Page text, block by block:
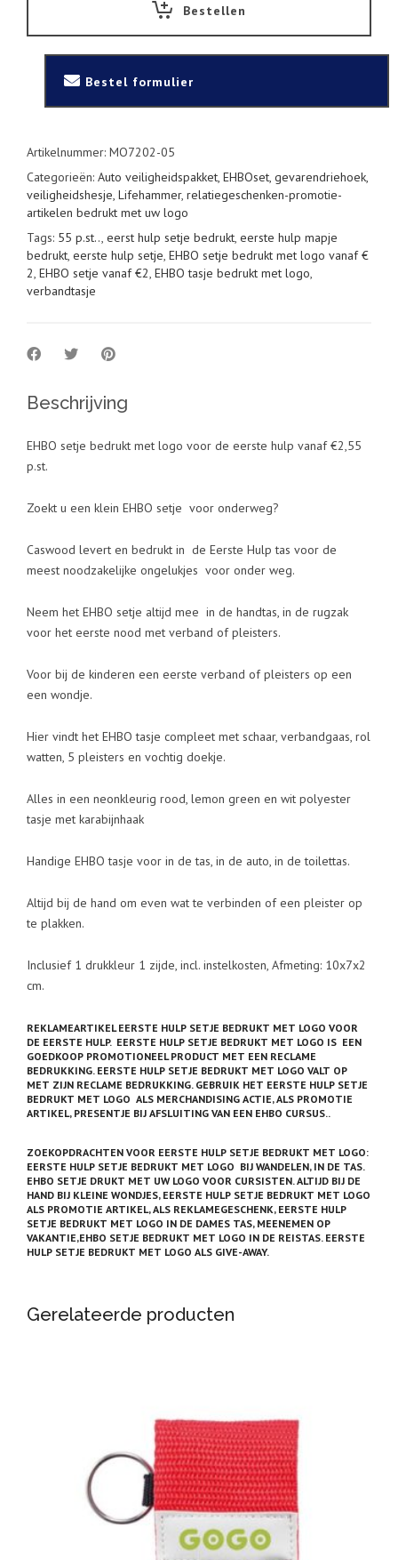
Bestellen
Bestel formulier
Artikelnummer: MO7202-05
Categorieën: Auto veiligheidspakket, EHBOset, gevarendriehoek,
veiligheidshesje, Lifehammer, relatiegeschenken-promotie-
artikelen bedrukt met uw logo
Tags: 55 p.st.., eerst hulp setje bedrukt, eerste hulp mapje
bedrukt, eerste hulp setje, EHBO setje bedrukt met logo vanaf €
2, EHBO setje vanaf €2, EHBO tasje bedrukt met logo,
verbandtasje
Beschrijving
EHBO setje bedrukt met logo voor de eerste hulp vanaf €2,55
p.st.
Zoekt u een klein EHBO setje voor onderweg?
Caswood levert en bedrukt in de Eerste Hulp tas voor de
meest noodzakelijke ongelukjes voor onder weg.
Neem het EHBO setje altijd mee in de handtas, in de rugzak
voor het eerste nood met verband of pleisters.
Voor bij de kinderen een eerste verband of pleisters op een
een wondje.
Hier vindt het EHBO tasje compleet met schaar, verbandgaas, rol
watten, 5 pleisters en vochtig doekje.
Alles in een neonkleurig rood, lemon green en wit polyester
tasje met karabijnhaak
Handige EHBO tasje voor in de tas, in de auto, in de toilettas.
Altijd bij de hand om even wat te verbinden of een pleister op
te plakken.
Inclusief 1 drukkleur 1 zijde, incl. instelkosten, Afmeting: 10x7x2
cm.
REKLAMEARTIKEL EERSTE HULP SETJE BEDRUKT MET LOGO VOOR
DE EERSTE HULP. EERSTE HULP SETJE BEDRUKT MET LOGO IS EEN
GOEDKOOP PROMOTIONEEL PRODUCT MET EEN RECLAME
BEDRUKKING. EERSTE HULP SETJE BEDRUKT MET LOGO VALT OP
MET ZIJN RECLAME BEDRUKKING. GEBRUIK HET EERSTE HULP SETJE
BEDRUKT MET LOGO ALS MERCHANDISING ACTIE, ALS PROMOTIE
ARTIKEL, PRESENTJE BIJ AFSLUITING VAN EEN EHBO CURSUS..
ZOEKOPDRACHTEN VOOR EERSTE HULP SETJE BEDRUKT MET LOGO:
EERSTE HULP SETJE BEDRUKT MET LOGO BIJ WANDELEN, IN DE TAS.
EHBO SETJE DRUKT MET UW LOGO VOOR CURSISTEN. ALTIJD BIJ DE
HAND BIJ KLEINE WONDJES, EERSTE HULP SETJE BEDRUKT MET LOGO
ALS PROMOTIE ARTIKEL, ALS REKLAMEGESCHENK, EERSTE HULP
SETJE BEDRUKT MET LOGO IN DE DAMES TAS, MEENEMEN OP
VAKANTIE,EHBO SETJE BEDRUKT MET LOGO IN DE REISTAS. EERSTE
HULP SETJE BEDRUKT MET LOGO ALS GIVE-AWAY.
Gerelateerde producten